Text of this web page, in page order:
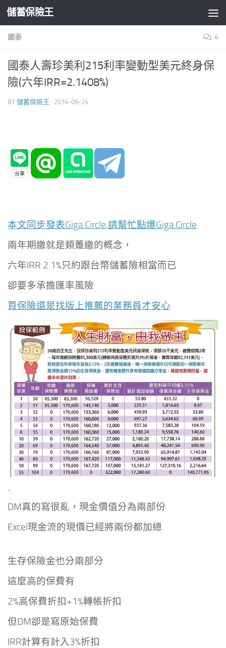
Skip to content
儲蓄保險王
國泰 4
國泰人壽珍美利215利率變動型美元終身保
險(六年IRR=2.1408%)
BY 儲蓄保險王 · 2016-09-24
本文同步發表Giga Circle,請幫忙點爆Giga Circle
兩年期繳就是類躉繳的概念，
六年IRR 2.1%只約跟台幣儲蓄險相當而已
卻要多承擔匯率風險
買保險還是找版上推薦的業務員才安心
DM真的寫很亂，現金價值分為兩部份
Excel現金流的現價已經將兩份都加總
生存保險金也分兩部分
這麼高的保費有
2%高保費折扣+1%轉帳折扣
但DM卻是寫原始保費
IRR計算有計入3%折扣